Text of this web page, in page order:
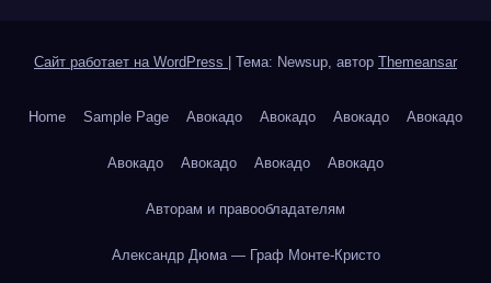
Сайт работает на WordPress Тема: Newsup, автор Themeansar
Home Sample Page Авокадо Авокадо Авокадо Авокадо
Авокадо Авокадо Авокадо Авокадо
Авторам и правообладателям
Александр Дюма — Граф Монте-Кристо